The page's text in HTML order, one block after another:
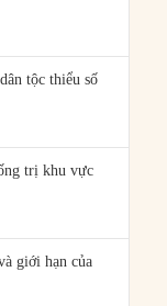
tộc thiểu số
trị khu vực
giới hạn của